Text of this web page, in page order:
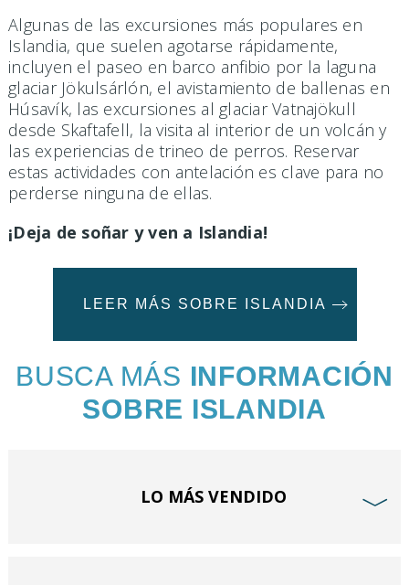
Algunas de las excursiones más populares en
Islandia, que suelen agotarse rápidamente,
incluyen el paseo en barco anfibio por la laguna
glaciar Jökulsárlón, el avistamiento de ballenas en
Húsavík, las excursiones al glaciar Vatnajökull
desde Skaftafell, la visita al interior de un volcán y
las experiencias de trineo de perros. Reservar
estas actividades con antelación es clave para no
perderse ninguna de ellas.
¡Deja de soñar y ven a Islandia!
LEER MÁS SOBRE ISLANDIA
BUSCA MÁS INFORMACIÓN
SOBRE ISLANDIA
LO MÁS VENDIDO ﹀